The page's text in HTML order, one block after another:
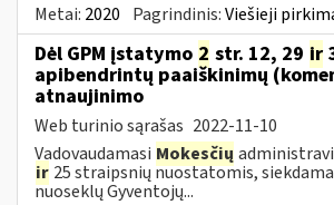
Metai: 2020 Pagrindinis:Viešieji
Dėl GPM įstatymo 2 str. 12, 29 ir
apibendrintų paaiškinimų
atnaujinimo
Web turinio sąrašas 2022-11-10
Vadovaudamasi Mokesčių
ir 25 straipsnių nuostatomis,
nuoseklų Gyventojų...